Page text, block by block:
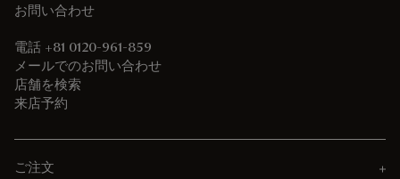
お問い合わせ
電話 +81 0120-961-859
メールでのお問い合わせ
店舗を検索
来店予約
ご注文